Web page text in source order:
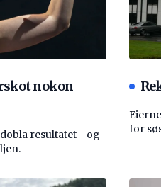
nokon
resultatet - og
for